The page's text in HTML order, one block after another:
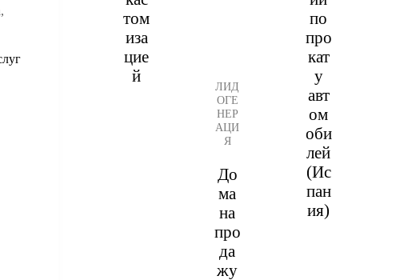
,
том
иза
цие
й
по
про
кат
у
авт
ом
оби
лей
(Ис
пан
ия)
ЛИД
ОГЕ
НЕР
АЦИ
Я
До
ма
на
про
да
жу